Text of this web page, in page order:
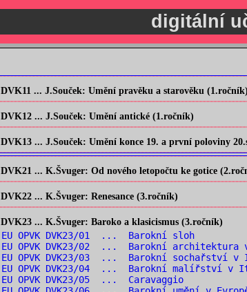
digitální
DVK11 ... J.Souček: Umění pravěku a starověku (1.ročník)
DVK12 ... J.Souček: Umění antické (1.ročník)
DVK13 ... J.Souček: Umění konce 19. a první poloviny
DVK21 ... K.Švuger: Od nového letopočtu ke gotice
DVK22 ... K.Švuger: Renesance (3.ročník)
DVK23 ... K.Švuger: Baroko a klasicismus (3.ročník)
EU OPVK DVK23/01 ... Barokní sloh
EU OPVK DVK23/02 ... Barokní
EU OPVK DVK23/03 ... Barokní sochařství
EU OPVK DVK23/04 ... Barokní malířství v
EU OPVK DVK23/05 ... Caravaggio